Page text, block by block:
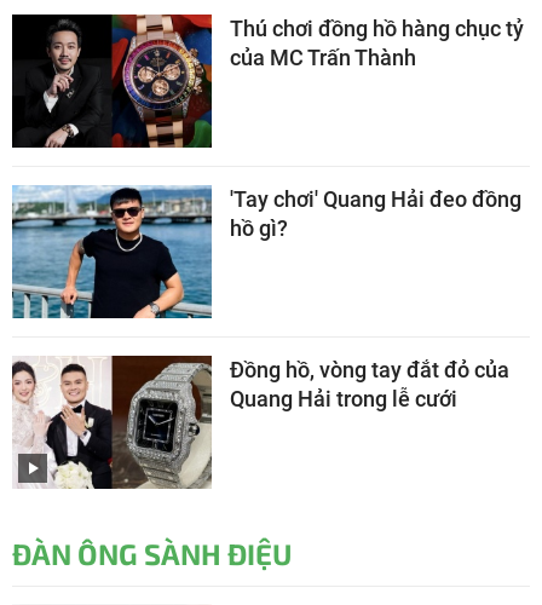
Thú chơi đồng hồ hàng chục tỷ
của MC Trấn Thành
'Tay chơi' Quang Hải đeo đồng
hồ gì?
Đồng hồ, vòng tay đắt đỏ của
Quang Hải trong lễ cưới
ĐÀN ÔNG SÀNH ĐIỆU